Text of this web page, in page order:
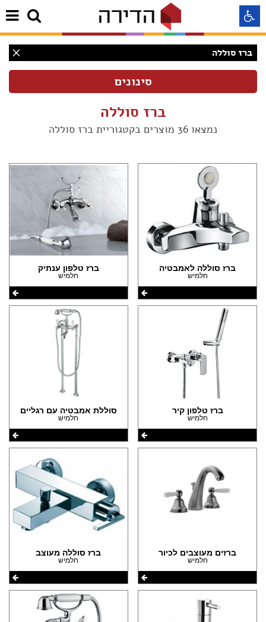
ברז סוללה
(36)
(1)
(29)
(7)
ברז סוללה
נמצאו 36 מוצרים בקטגוריית ברז סוללה
ברז סוללה לאמבטיה
חלמיש
ברז טלפון ענתיק
חלמיש
ברז טלפון קיר
חלמיש
סוללת אמבטיה עם רגליים
חלמיש
ברזים מעוצבים לכיור
חלמיש
ברז סוללה מעוצב
חלמיש
התאמה לקורא מסך
התאמה לכבדי ראיה
תצוגה רגילה
הדגשת קישורים
Aא Aא Aא